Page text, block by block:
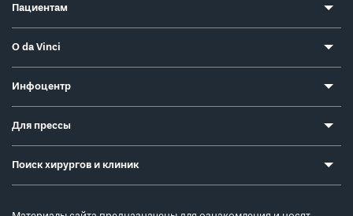
Пациентам
О da Vinci
Инфоцентр
Для прессы
Поиск хирургов и клиник